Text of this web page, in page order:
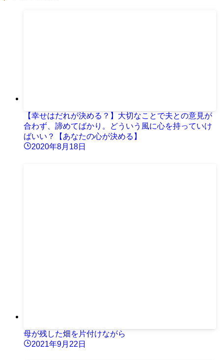
【幸せはだれが決める？】大切なことで夫との意見が
合わず、諦めてばかり。どういう風に心を持っていけ
ばいい？【あなたの心が決める】
2020年8月18日
母が残した畑を片付けながら
2021年9月22日